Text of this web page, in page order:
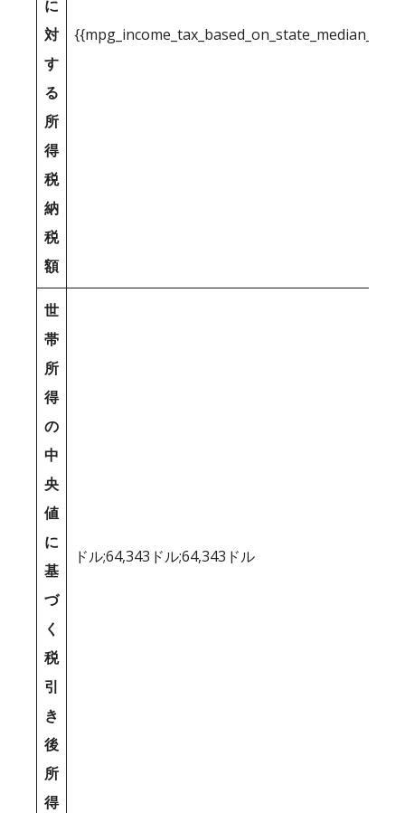
に
対
す
る
所
得
税
納
税
額
世
帯
所
得
の
中
央
値
に
基
づ
く
税
引
き
後
所
得
ドル;64,343ドル;64,343ドル